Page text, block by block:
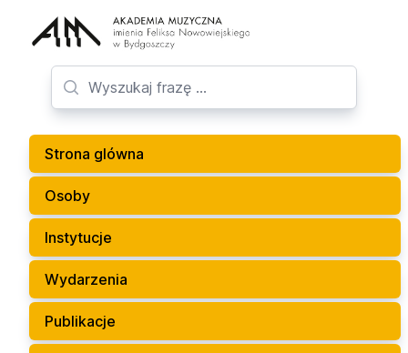
Strona glówna
Osoby
Instytucje
Wydarzenia
Publikacje